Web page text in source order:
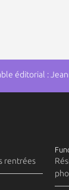
éditorial :
rentrées